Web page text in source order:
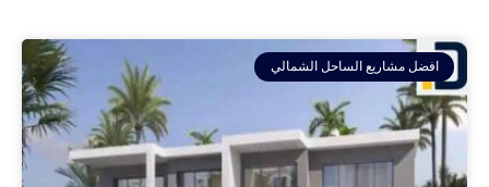
افضل مشاريع الساحل الشمالي